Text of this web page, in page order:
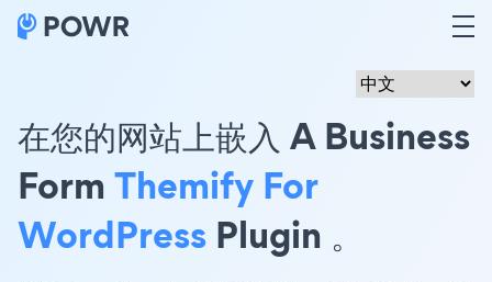
在您的网站上嵌入 A Business
Form Themify For
WordPress Plugin 。